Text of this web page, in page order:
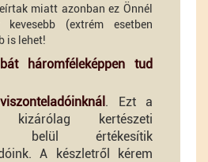
miatt azonban ez Önnél
kevesebb (extrém esetben
is lehet!
háromféleképpen tud
. Ezt a
kizárólag kertészeti
belül értékesítik
A készletről kérem